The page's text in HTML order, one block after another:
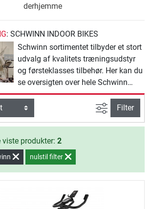
derhjemme
: SCHWINN INDOOR BIKES
Schwinn sortimentet tilbyder et stort
udvalg af kvalitets træningsudstyr
og førsteklasses tilbehør. Her kan du
se oversigten over hele Schwinn
Indoor bikes sortimentet:
Avanceret
Filter
viste produkter: 2
nulstil filter